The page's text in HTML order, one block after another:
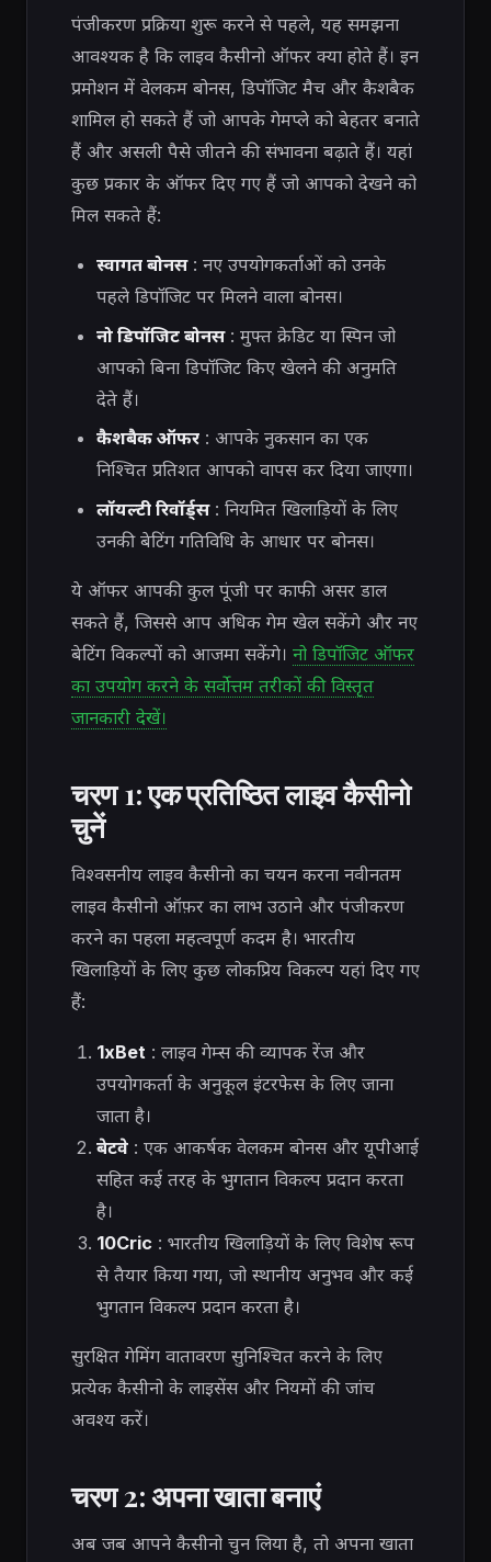
पंजीकरण प्रक्रिया शुरू करने से पहले, यह समझना
आवश्यक है कि लाइव कैसीनो ऑफर क्या होते हैं। इन
प्रमोशन में वेलकम बोनस, डिपॉजिट मैच और कैशबैक
शामिल हो सकते हैं जो आपके गेमप्ले को बेहतर बनाते
हैं और असली पैसे जीतने की संभावना बढ़ाते हैं। यहां
कुछ प्रकार के ऑफर दिए गए हैं जो आपको देखने को
मिल सकते हैं:
स्वागत बोनस: नए उपयोगकर्ताओं को उनके
पहले डिपॉजिट पर मिलने वाला बोनस।
नो डिपॉजिट बोनस: मुफ्त क्रेडिट या स्पिन जो
आपको बिना डिपॉजिट किए खेलने की अनुमति
देते हैं।
कैशबैक ऑफर: आपके नुकसान का एक
निश्चित प्रतिशत आपको वापस कर दिया जाएगा।
लॉयल्टी रिवॉर्ड्स: नियमित खिलाड़ियों के लिए
उनकी बेटिंग गतिविधि के आधार पर बोनस।
ये ऑफर आपकी कुल पूंजी पर काफी असर डाल
सकते हैं, जिससे आप अधिक गेम खेल सकेंगे और नए
बेटिंग विकल्पों को आजमा सकेंगे। नो डिपॉजिट ऑफर
का उपयोग करने के सर्वोत्तम तरीकों की विस्तृत
जानकारी देखें।
चरण 1: एक प्रतिष्ठित लाइव कैसीनो
चुनें
विश्वसनीय लाइव कैसीनो का चयन करना नवीनतम
लाइव कैसीनो ऑफ़र का लाभ उठाने और पंजीकरण
करने का पहला महत्वपूर्ण कदम है। भारतीय
खिलाड़ियों के लिए कुछ लोकप्रिय विकल्प यहां दिए गए
हैं:
1xBet : लाइव गेम्स की व्यापक रेंज और
उपयोगकर्ता के अनुकूल इंटरफेस के लिए जाना
जाता है।
बेटवे: एक आकर्षक वेलकम बोनस और यूपीआई
सहित कई तरह के भुगतान विकल्प प्रदान करता
है।
10Cric: भारतीय खिलाड़ियों के लिए विशेष रूप
से तैयार किया गया, जो स्थानीय अनुभव और कई
भुगतान विकल्प प्रदान करता है।
सुरक्षित गेमिंग वातावरण सुनिश्चित करने के लिए
प्रत्येक कैसीनो के लाइसेंस और नियमों की जांच
अवश्य करें।
चरण 2: अपना खाता बनाएं
अब जब आपने कैसीनो चुन लिया है, तो अपना खाता